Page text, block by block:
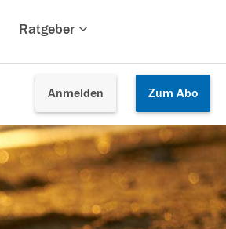
Ratgeber
Anmelden Zum Abo